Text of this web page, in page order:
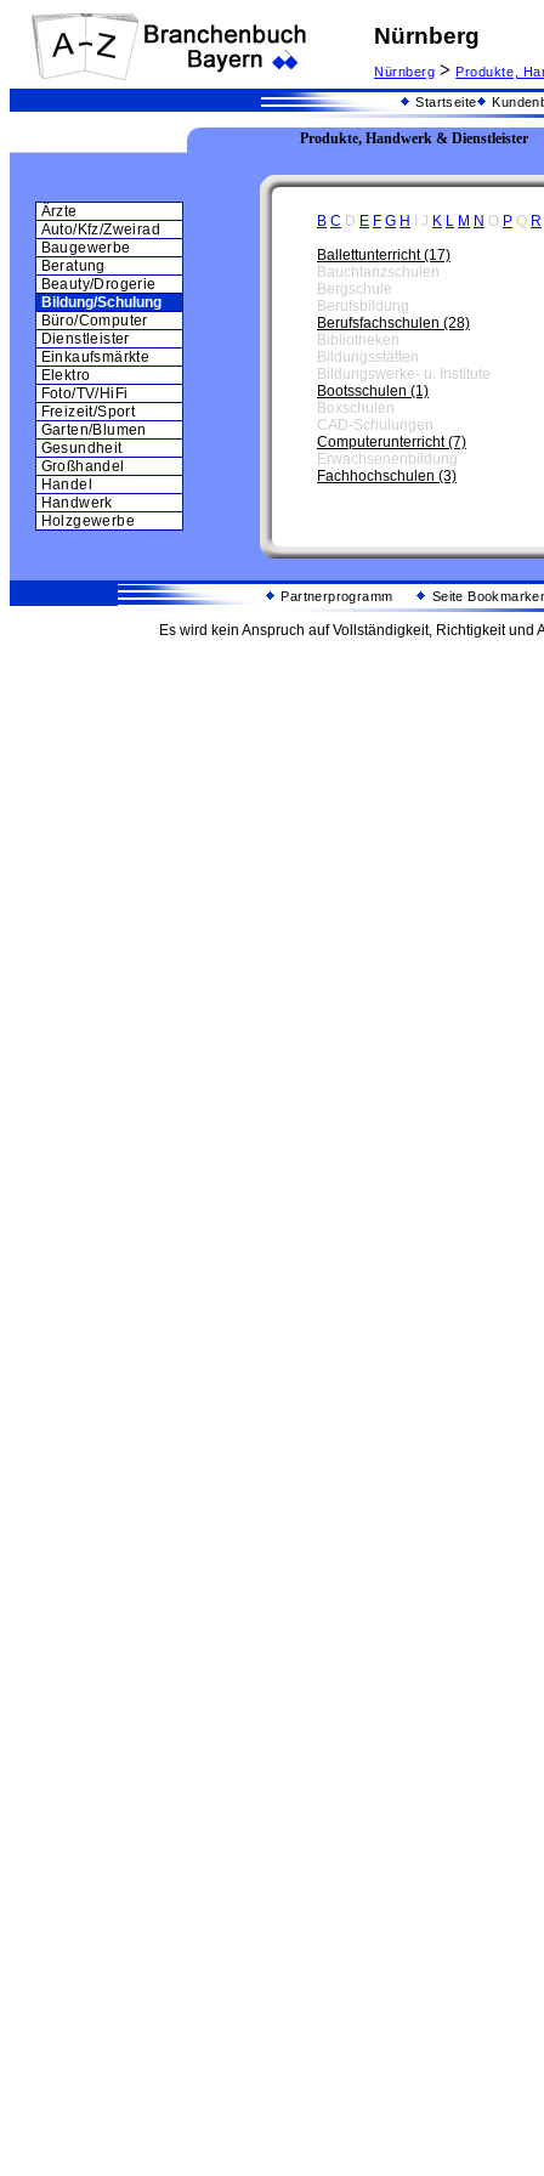
Nürnberg
Nürnberg > Produkte,
Startseite
Produkte, Handwerk & Dienstleister
Ärzte
Auto/Kfz/Zweirad
Baugewerbe
Beratung
Beauty/Drogerie
Bildung/Schulung
Büro/Computer
Dienstleister
Einkaufsmärkte
Elektro
Foto/TV/HiFi
Freizeit/Sport
Garten/Blumen
Gesundheit
Großhandel
Handel
Handwerk
Holzgewerbe
B C D E F G H J K L M N O P Q R
Ballettunterricht (17)
Bauchtanzschulen
Bergschule
Berufsbildung
Berufsfachschulen (28)
Bibliotheken
Bildungsstätten
Bildungswerke- u. Institute
Bootsschulen (1)
Boxschulen
CAD-Schulungen
Computerunterricht (7)
Erwachsenenbildung
Fachhochschulen (3)
Partnerprogramm Seite
Es wird kein Anspruch auf Vollständigkeit, Richtigkeit